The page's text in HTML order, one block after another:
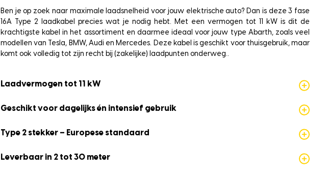
Ben je op zoek naar maximale laadsnelheid voor jouw elektrische auto? Dan is deze 3 fase
16A Type 2 laadkabel precies wat je nodig hebt. Met een vermogen tot 11 kW is dit de
krachtigste kabel in het assortiment en daarmee ideaal voor jouw type Abarth, zoals veel
modellen van Tesla, BMW, Audi en Mercedes. Deze kabel is geschikt voor thuisgebruik, maar
komt ook volledig tot zijn recht bij (zakelijke) laadpunten onderweg..
Laadvermogen tot 11 kW
Geschikt voor dagelijks én intensief gebruik
Type 2 stekker – Europese standaard
Leverbaar in 2 tot 30 meter